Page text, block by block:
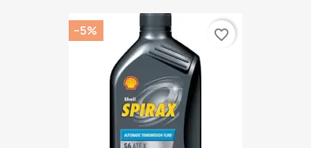
−5% favorite_border